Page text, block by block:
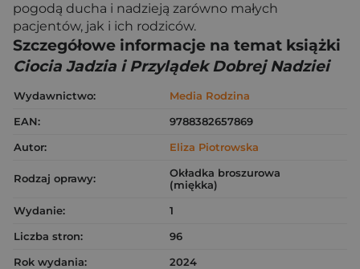
pogodą ducha i nadzieją zarówno małych
pacjentów, jak i ich rodziców.
Szczegółowe informacje na temat książki
Ciocia Jadzia i Przylądek Dobrej Nadziei
Wydawnictwo:
Media Rodzina
EAN:
9788382657869
Autor:
Eliza Piotrowska
Rodzaj oprawy:
Okładka broszurowa
(miękka)
Wydanie:
1
Liczba stron:
96
Rok wydania:
2024